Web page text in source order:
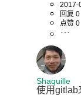
2017-
回复 0
点赞 0
Shaquille
使用gitlab